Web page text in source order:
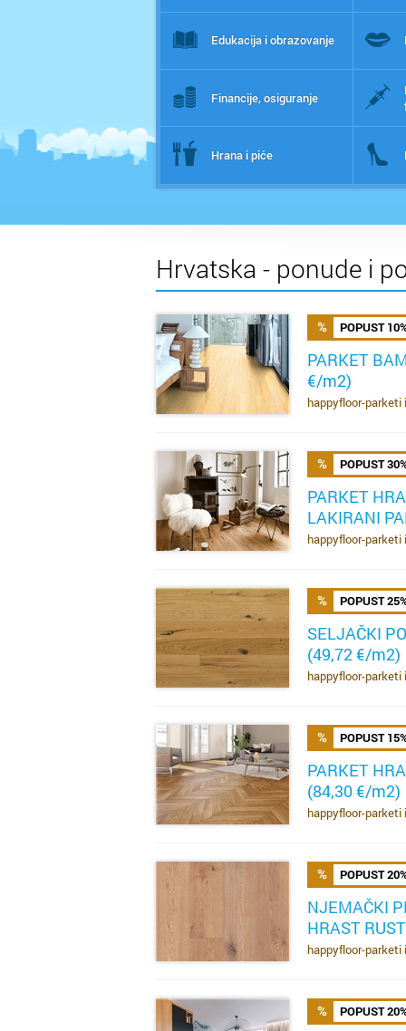
Edukacija i obrazovanje
Financije, osiguranje
Hrana i piće
Hrvatska - ponude i
SAZNAJ VIŠE
POPUST
PARKET
€/m2)
happyfloor-parketi
SAZNAJ VIŠE
POPUST
PARKET
LAKIRANI
happyfloor-parketi
SAZNAJ VIŠE
POPUST
SELJAČKI
(49,72 €/m2)
happyfloor-parketi
SAZNAJ VIŠE
POPUST
PARKET
(84,30 €/m2)
happyfloor-parketi
SAZNAJ VIŠE
POPUST
NJEMAČKI
HRAST
happyfloor-parketi
POPUST